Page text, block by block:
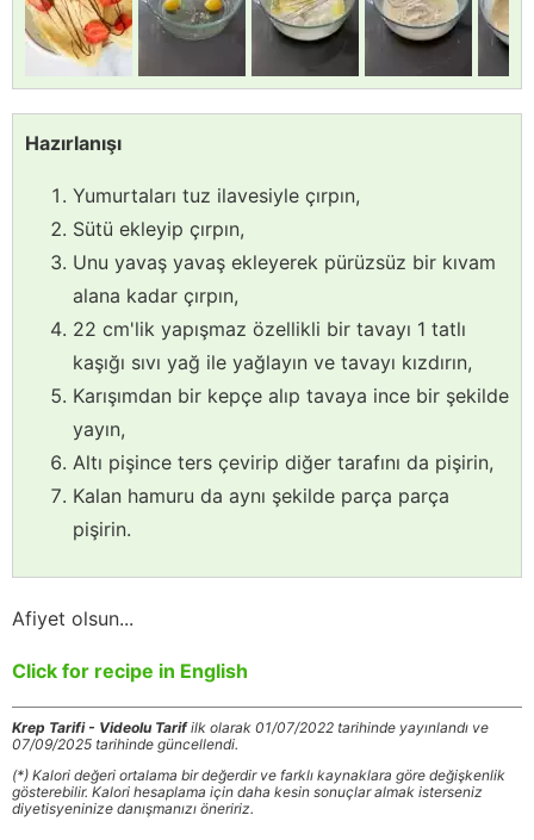
Hazırlanışı
Yumurtaları tuz ilavesiyle çırpın,
Sütü ekleyip çırpın,
Unu yavaş yavaş ekleyerek pürüzsüz bir kıvam
alana kadar çırpın,
22 cm'lik yapışmaz özellikli bir tavayı 1 tatlı
kaşığı sıvı yağ ile yağlayın ve tavayı kızdırın,
Karışımdan bir kepçe alıp tavaya ince bir şekilde
yayın,
Altı pişince ters çevirip diğer tarafını da pişirin,
Kalan hamuru da aynı şekilde parça parça
pişirin.
Afiyet olsun...
Click for recipe in English
Krep Tarifi - Videolu Tarifilk olarak 01/07/2022 tarihinde yayınlandı ve
07/09/2025 tarihinde güncellendi.
(*) Kalori değeri ortalama bir değerdir ve farklı kaynaklara göre değişkenlik
gösterebilir. Kalori hesaplama için daha kesin sonuçlar almak isterseniz
diyetisyeninize danışmanızı öneririz.